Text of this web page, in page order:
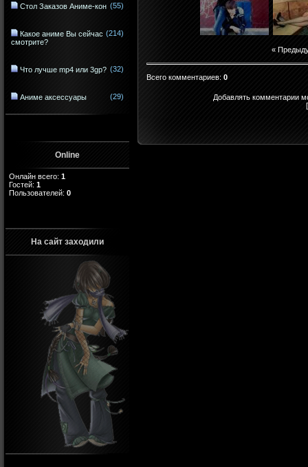
Стол Заказов Аниме-кон (55)
Какое аниме Вы сейчас
смотрите?
(214)
Что лучше mp4 или 3gp? (32)
Аниме аксессуары (29)
Online
Онлайн всего: 1
Гостей: 1
Пользователей: 0
На сайт заходили
«
Всего комментариев: 0
Добавлять комментарии